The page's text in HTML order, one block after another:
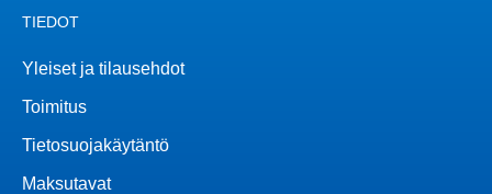
TIEDOT
Yleiset ja tilausehdot
Toimitus
Tietosuojakäytäntö
Maksutavat